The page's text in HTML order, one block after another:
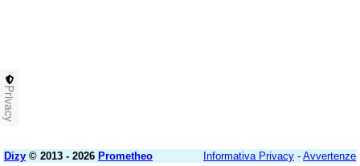
Dizy © 2013 - 2026 Prometheo Informativa Privacy - Avvertenze
Privacy